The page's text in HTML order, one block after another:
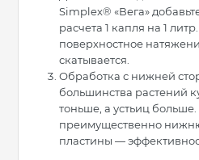
Simplex® «Вега»
расчета 1 капля на 1
поверхностное
скатывается.
Обработка с нижней
большинства растений
тоньше, а устьиц
преимущественно
пластины —